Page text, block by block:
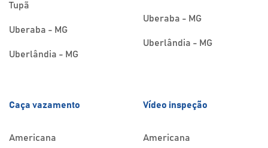
Tupã
Uberaba - MG
Uberlândia - MG
Uberaba - MG
Uberlândia - MG
Caça vazamento
Americana
Vídeo inspeção
Americana